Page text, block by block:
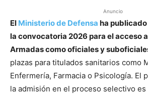
Anuncio
El Ministerio de Defensa ha
la convocatoria 2026 para el acceso
Armadas como oficiales y
plazas para titulados sanitarios como
Enfermería, Farmacia o Psicología. El
la admisión en el proceso selectivo es